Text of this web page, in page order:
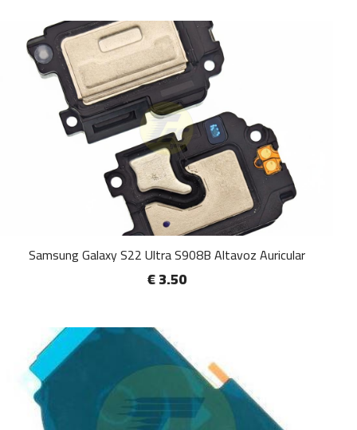
Samsung Galaxy S22 Ultra S908B Altavoz Auricular
€ 3.50